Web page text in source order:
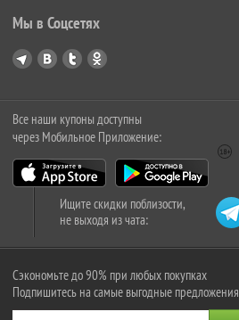
Мы в Соцсетях
Все наши купоны доступны
через Мобильное Приложение:
Ищите скидки поблизости,
не выходя из чата:
Сэкономьте до 90% при любых покупках
Подпишитесь на самые выгодные предложения